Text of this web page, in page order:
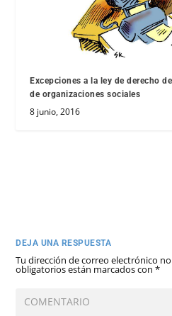
Excepciones a la ley de derecho
de organizaciones sociales
8 junio, 2016
DEJA UNA RESPUESTA
Tu dirección de correo electrónico
obligatorios están marcados con*